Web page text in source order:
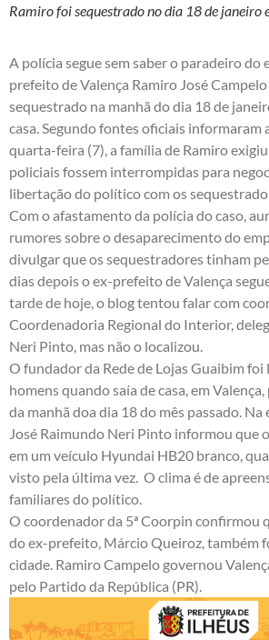
Ramiro foi sequestrado no dia 18 de janeiro
A polícia segue sem saber o paradeiro do
prefeito de Valença Ramiro José
sequestrado na manhã do dia 18 de
casa. Segundo fontes oficiais informaram
quarta-feira (7), a família de Ramiro
policiais fossem interrompidas para
libertação do político com os
Com o afastamento da polícia do caso,
rumores sobre o desaparecimento do
divulgar que os sequestradores tinham
dias depois o ex-prefeito de Valença
tarde de hoje, o blog tentou falar com
Coordenadoria Regional do Interior,
Neri Pinto, mas não o localizou.
O fundador da Rede de Lojas Guaibim
homens quando saía de casa, em
da manhã doa dia 18 do mês passado.
José Raimundo Neri Pinto informou que
em um veículo Hyundai HB20 branco,
visto pela última vez. O clima é de
familiares do político.
O coordenador da 5ª Coorpin confirmou
do ex-prefeito, Márcio Queiroz, também
cidade. Ramiro Campelo governou
pelo Partido da República (PR).